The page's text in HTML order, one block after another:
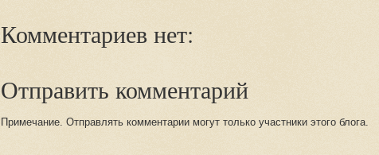
Комментариев нет:
Отправить комментарий
Примечание. Отправлять комментарии могут только участники этого блога.